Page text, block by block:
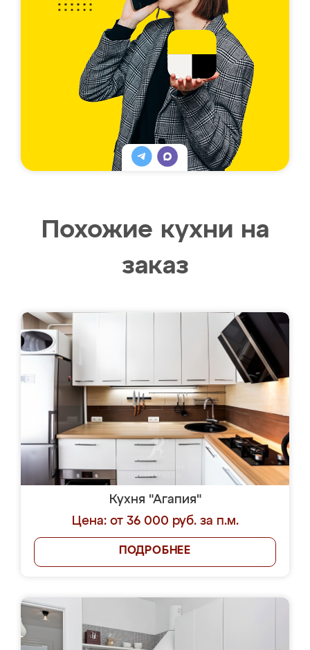
Похожие кухни на
заказ
Кухня "Агапия"
Цена: от 36 000 руб. за п.м.
ПОДРОБНЕЕ